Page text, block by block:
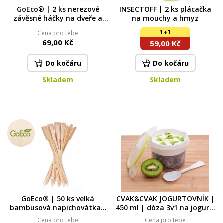
GoEco® | 2 ks nerezové
závěsné háčky na dveře a
Cena pro tebe
69,00 Kč
Do kočáru
Skladem
INSECTOFF | 2 ks plácačka
na mouchy a hmyz
1+1
59,00 Kč
Do kočáru
Skladem
GoEco® | 50 ks velká
bambusová napichovátka s
rozšířeným koncem | 20 cm
Cena pro tebe
CVAK&CVAK JOGURTOVNÍK |
450 ml | dóza 3v1 na jogurt,
ovoce & lžičku
Cena pro tebe